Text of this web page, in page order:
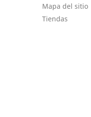
Mapa del sitio
Tiendas